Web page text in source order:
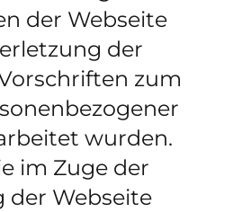
der Webseite
der
zum
wurden.
im Zuge der
der Webseite